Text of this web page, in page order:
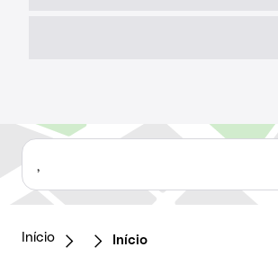
,
Início Início